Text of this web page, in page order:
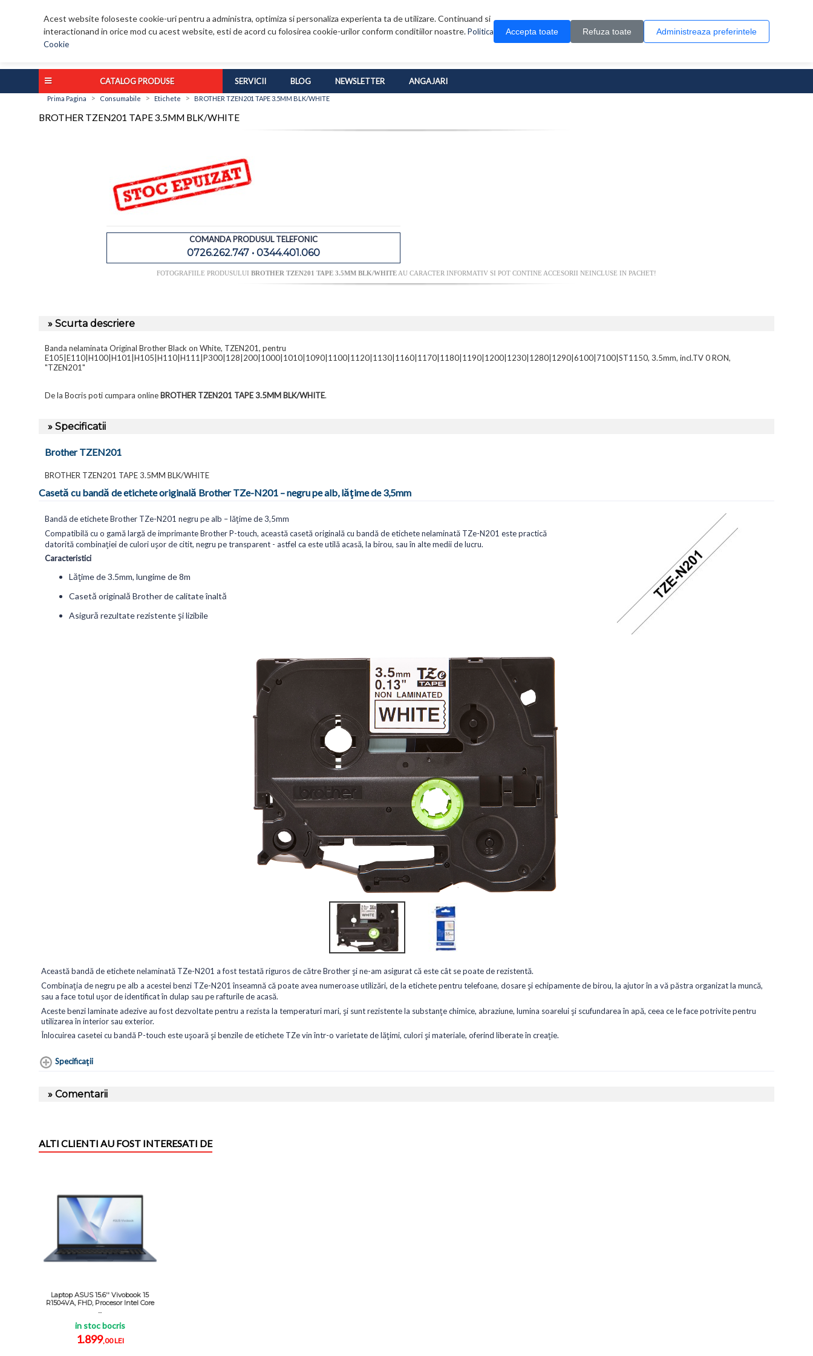
Acest website foloseste cookie-uri pentru a administra, optimiza si personaliza experienta ta de utilizare. Continuand si
interactionand in orice mod cu acest website, esti de acord cu folosirea cookie-urilor conform conditiilor noastre.Politica
Cookie
Accepta toate Refuza toate Administreaza preferintele
0 produs(e)
CATALOG PRODUSE SERVICII BLOG NEWSLETTER ANGAJARI
Prima Pagina > Consumabile > Etichete > BROTHER TZEN201 TAPE 3.5MM BLK/WHITE
BROTHER TZEN201 TAPE 3.5MM BLK/WHITE
COMANDA PRODUSUL TELEFONIC
0726.262.747 • 0344.401.060
FOTOGRAFIILE PRODUSULUI BROTHER TZEN201 TAPE 3.5MM BLK/WHITEAU CARACTER INFORMATIV SI POT CONTINE ACCESORII NEINCLUSE IN PACHET!
» Scurta descriere
Banda nelaminata Original Brother Black on White, TZEN201, pentru
E105|E110|H100|H101|H105|H110|H111|P300|128|200|1000|1010|1090|1100|1120|1130|1160|1170|1180|1190|1200|1230|1280|1290|6100|7100|ST1150, 3.5mm, incl.TV 0 RON,
"TZEN201"
De la Bocris poti cumpara online BROTHER TZEN201 TAPE 3.5MM BLK/WHITE.
» Specificatii
Brother TZEN201
BROTHER TZEN201 TAPE 3.5MM BLK/WHITE
Casetă cu bandă de etichete originală Brother TZe-N201 – negru pe alb, lățime de 3,5mm
Bandă de etichete Brother TZe-N201 negru pe alb – lățime de 3,5mm
Compatibilă cu o gamă largă de imprimante Brother P-touch, această casetă originală cu bandă de etichete nelaminată TZe-N201 este practică
datorită combinației de culori ușor de citit, negru pe transparent - astfel ca este utilă acasă, la birou, sau în alte medii de lucru.
Caracteristici
Lățime de 3.5mm, lungime de 8m
Casetă originală Brother de calitate înaltă
Asigură rezultate rezistente și lizibile
Această bandă de etichete nelaminată TZe-N201 a fost testată riguros de către Brother și ne-am asigurat că este cât se poate de rezistentă.
Combinația de negru pe alb a acestei benzi TZe-N201 înseamnă că poate avea numeroase utilizări, de la etichete pentru telefoane, dosare și echipamente de birou, la ajutor în a vă păstra organizat la muncă,
sau a face totul ușor de identificat în dulap sau pe rafturile de acasă.
Aceste benzi laminate adezive au fost dezvoltate pentru a rezista la temperaturi mari, și sunt rezistente la substanțe chimice, abraziune, lumina soarelui și scufundarea în apă, ceea ce le face potrivite pentru
utilizarea în interior sau exterior.
Înlocuirea casetei cu bandă P-touch este ușoară și benzile de etichete TZe vin într-o varietate de lățimi, culori și materiale, oferind liberate în creație.
Specificaţii
» Comentarii
ALTI CLIENTI AU FOST INTERESATI DE
Laptop ASUS 15.6'' Vivobook 15
R1504VA, FHD, Procesor Intel Core
...
in stoc bocris
1.899,00 LEI